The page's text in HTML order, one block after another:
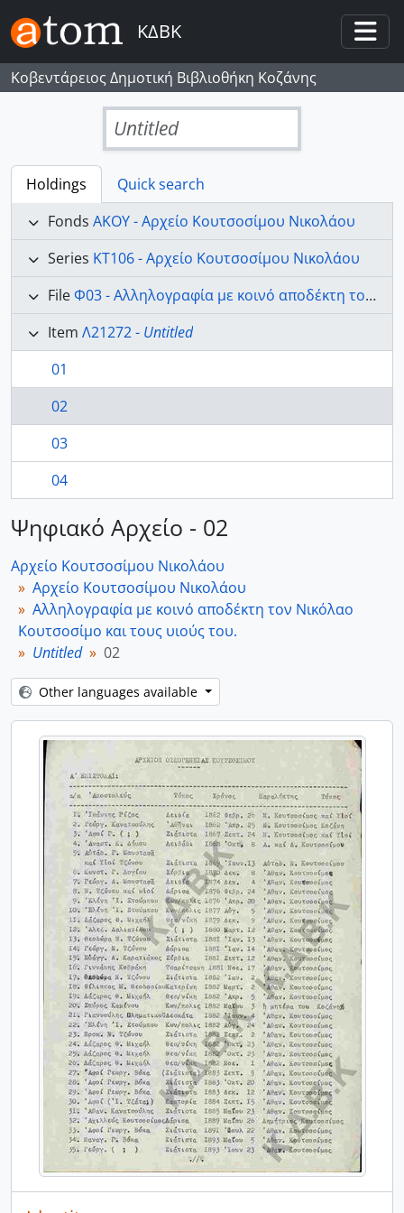
Skip to main content
ΚΔΒΚ
Κοβεντάρειος Δημοτική Βιβλιοθήκη Κοζάνης
Untitled
Holdings
Quick search
Fonds AKOY - Αρχείο Κουτσοσίμου Νικολάου
Series ΚΤ106 - Αρχείο Κουτσοσίμου Νικολάου
FileΦ03 - Αλληλογραφία με κοινό αποδέκτη τον Νικόλαο Κουτσοσίμο και τους υιούς του.
Item Λ21272 - Untitled
01
02
03
04
Ψηφιακό Αρχείο - 02
Αρχείο Κουτσοσίμου Νικολάου
Αρχείο Κουτσοσίμου Νικολάου
Αλληλογραφία με κοινό αποδέκτη τον Νικόλαο
Κουτσοσίμο και τους υιούς του.
Untitled
02
Other languages available